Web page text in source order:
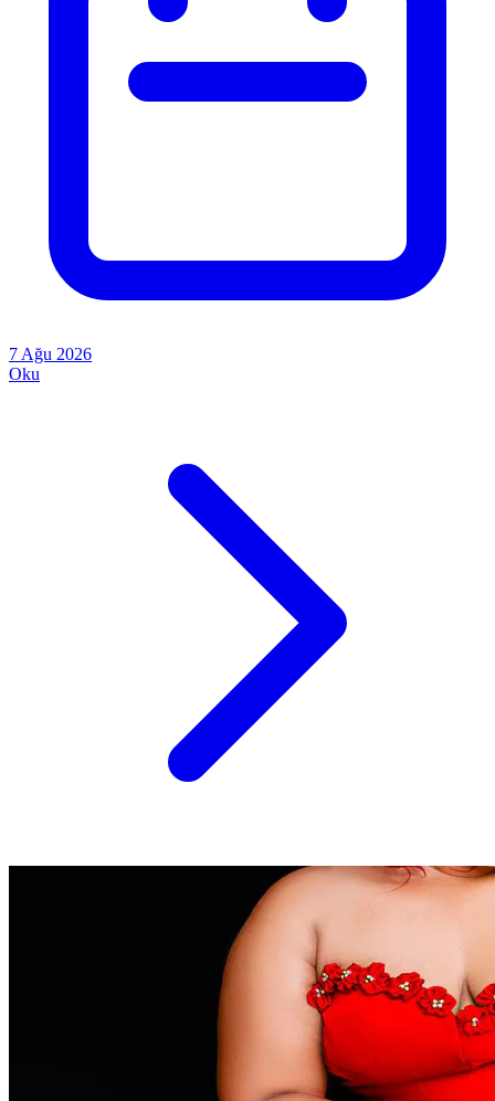
7 Ağu 2026
Oku